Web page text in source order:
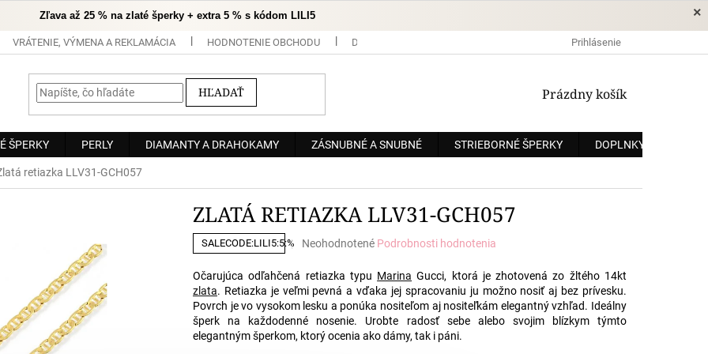
×
Zľava až 25 % na zlaté šperky + extra 5 % s kódom LILI5
VRÁTENIE, VÝMENA A REKLAMÁCIA HODNOTENIE OBCHODU DOPRAVA A PLATBA OCHRANA OSOBNÝCH ÚDAJOV
Prihlásenie
HĽADAŤ
NÁKUPNÝ
Prázdny košík
ŠPERKY PERLY DIAMANTY A DRAHOKAMY ZÁSNUBNÉ A SNUBNÉ STRIEBORNÉ ŠPERKY DOPLNKY
retiazka LLV31-GCH057
ZLATÁ RETIAZKA LLV31-GCH057
SALECODE:LILI5:5:%
Priemerné
produktu
je
0,0
z
5
Neohodnotené Podrobnosti hodnotenia
Očarujúca odľahčená retiazka typu Marina Gucci, ktorá je zhotovená zo žltého 14kt
zlata. Retiazka je veľmi pevná a vďaka jej spracovaniu ju možno nosiť aj bez prívesku.
Povrch je vo vysokom lesku a ponúka nositeľom aj nositeľkám elegantný vzhľad. Ideálny
šperk na každodenné nosenie. Urobte radosť sebe alebo svojim blízkym týmto
elegantným šperkom, ktorý ocenia ako dámy, tak i páni.